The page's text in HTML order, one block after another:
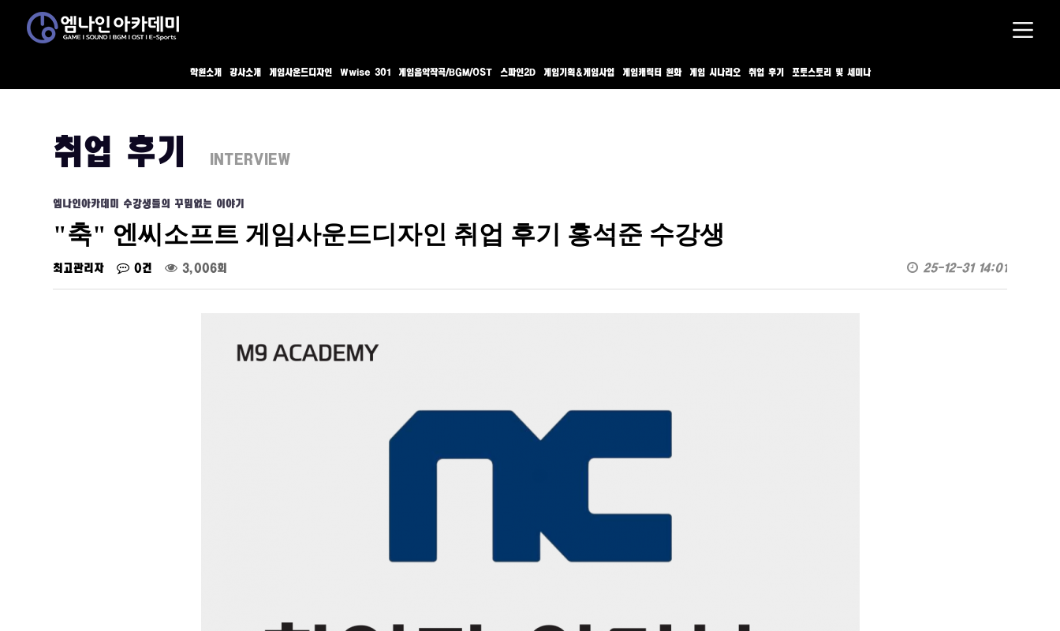
학원소개 강사소개 게임사운드디자인 Wwise 301 게임음악작곡/BGM/OST 스파인2D 게임기획&게임사업 게임캐릭터 원화 게임 시나리오 취업 후기 포토스토리 및 세미나
취업 후기 INTERVIEW
엠나인아카데미 수강생들의 꾸밈없는 이야기
"축" 엔씨소프트 게임사운드디자인 취업 후기 홍석준 수강생
최고관리자 0건 3,006회 25-12-31 14:01